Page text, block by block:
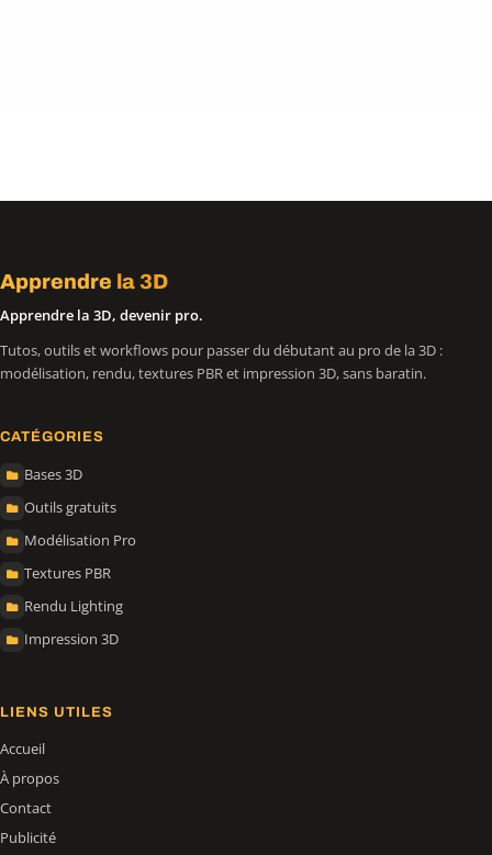
Apprendre la 3D
Apprendre la 3D, devenir pro.
Tutos, outils et workflows pour passer du débutant au pro de la 3D :
modélisation, rendu, textures PBR et impression 3D, sans baratin.
CATÉGORIES
Bases 3D
Outils gratuits
Modélisation Pro
Textures PBR
Rendu Lighting
Impression 3D
LIENS UTILES
Accueil
À propos
Contact
Publicité